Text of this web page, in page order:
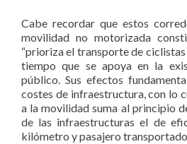
Cabe recordar que estos
movilidad no motorizada
“prioriza el transporte de
tiempo que se apoya en la
público. Sus efectos
costes de infraestructura, con lo
a la movilidad suma al principio
de las infraestructuras el de
kilómetro y pasajero